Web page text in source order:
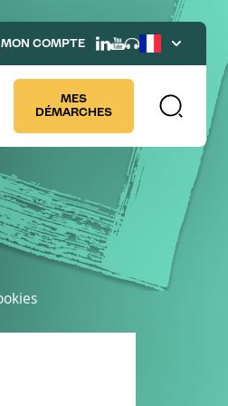
MON COMPTE
French
MES
DÉMARCHES